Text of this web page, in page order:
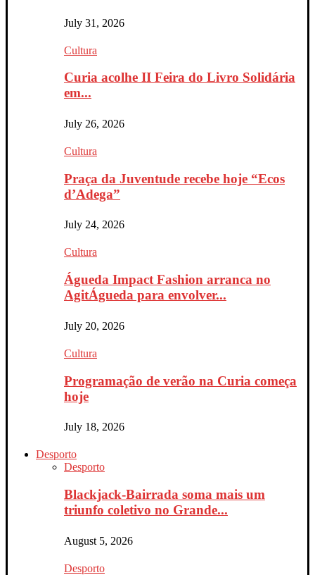
July 31, 2026
Cultura
Curia acolhe II Feira do Livro Solidária
em...
July 26, 2026
Cultura
Praça da Juventude recebe hoje “Ecos
d’Adega”
July 24, 2026
Cultura
Águeda Impact Fashion arranca no
AgitÁgueda para envolver...
July 20, 2026
Cultura
Programação de verão na Curia começa
hoje
July 18, 2026
Desporto
Desporto
Blackjack-Bairrada soma mais um
triunfo coletivo no Grande...
August 5, 2026
Desporto